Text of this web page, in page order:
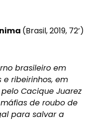
(Brasil, 2019, 72’)
brasileiro em
ribeirinhos, em
Cacique Juarez
de roubo de
para salvar a